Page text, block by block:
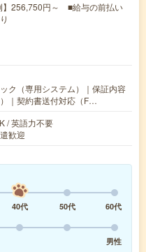
256,750円～ ■給与の前払い
ク（専用システム）｜保証内容
｜契約書送付対応（F…
/ 英語力不要
歓迎
40代 50代
60代
男性